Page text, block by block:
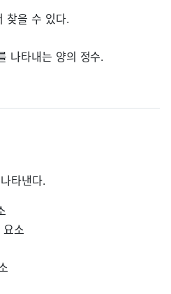
찾을 수 있다.
나타내는 양의 정수.
타낸다.
요소